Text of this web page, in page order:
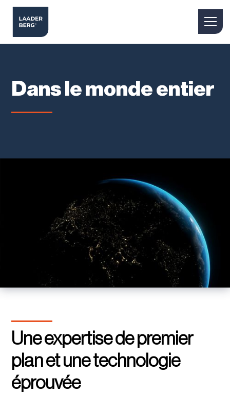
Dans le monde entier
Une expertise de premier
plan et une technologie
éprouvée